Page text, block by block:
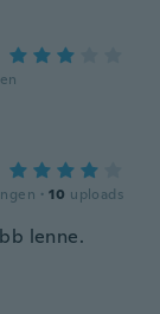
· 10 uploads
lenne.